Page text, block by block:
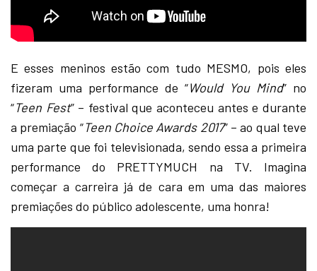
E esses meninos estão com tudo MESMO, pois eles
fizeram uma performance de “Would You Mind” no
“Teen Fest” – festival que aconteceu antes e durante
a premiação “Teen Choice Awards 2017” – ao qual teve
uma parte que foi televisionada, sendo essa a primeira
performance do PRETTYMUCH na TV. Imagina
começar a carreira já de cara em uma das maiores
premiações do público adolescente, uma honra!